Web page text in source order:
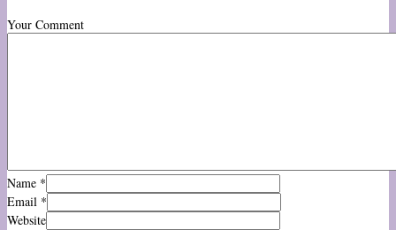
Your Comment
Name *
Email *
Website